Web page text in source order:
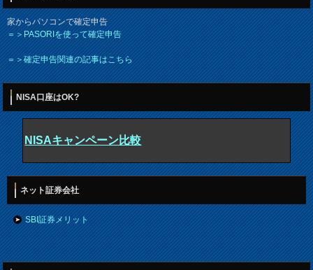
家からパソコンで確定申告
＝＞PASORIを使って確定申告
＝＞確定申告関連の記事はこちら
NISA口座はOK?
NISAキャンペーン比較
ネット証券会社
SBI証券メリット